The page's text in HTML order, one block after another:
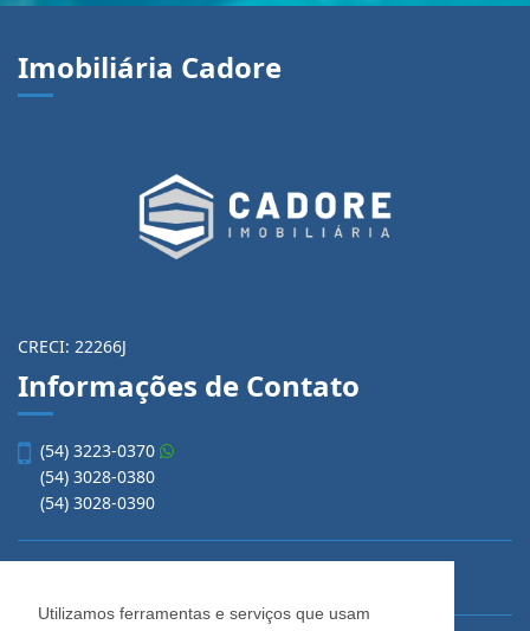
Utilizamos ferramentas e serviços que usam
Imobiliária Cadore
CRECI: 22266J
Informações de Contato
(54) 3223-0370
(54) 3028-0380
(54) 3028-0390